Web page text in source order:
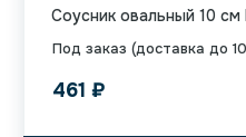
Под заказ (доставка до
Соусник овальный 10 см
461 ₽